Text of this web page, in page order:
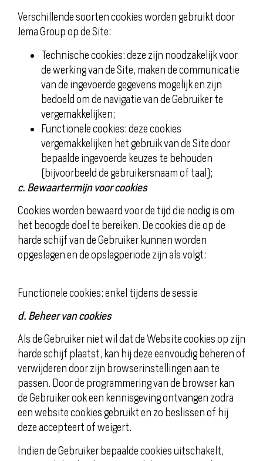
Verschillende soorten cookies worden gebruikt door
Jema Group op de Site:
Technische cookies: deze zijn noodzakelijk voor
de werking van de Site, maken de communicatie
van de ingevoerde gegevens mogelijk en zijn
bedoeld om de navigatie van de Gebruiker te
vergemakkelijken;
Functionele cookies: deze cookies
vergemakkelijken het gebruik van de Site door
bepaalde ingevoerde keuzes te behouden
(bijvoorbeeld de gebruikersnaam of taal);
c. Bewaartermijn voor cookies
Cookies worden bewaard voor de tijd die nodig is om
het beoogde doel te bereiken. De cookies die op de
harde schijf van de Gebruiker kunnen worden
opgeslagen en de opslagperiode zijn als volgt:
Functionele cookies: enkel tijdens de sessie
d. Beheer van cookies
Als de Gebruiker niet wil dat de Website cookies op zijn
harde schijf plaatst, kan hij deze eenvoudig beheren of
verwijderen door zijn browserinstellingen aan te
passen. Door de programmering van de browser kan
de Gebruiker ook een kennisgeving ontvangen zodra
een website cookies gebruikt en zo beslissen of hij
deze accepteert of weigert.
Indien de Gebruiker bepaalde cookies uitschakelt,